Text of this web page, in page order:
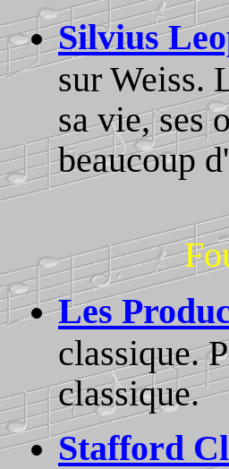
Silvius
sur Weiss.
sa vie, ses
beaucoup
Les
classique.
classique.
Stafford